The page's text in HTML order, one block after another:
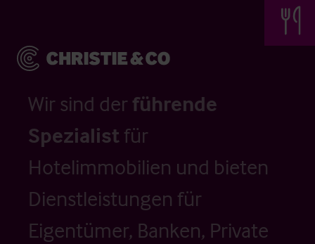
Wir sind der führende
Spezialistfür
Hotelimmobilien und bieten
Dienstleistungen für
Eigentümer, Banken, Private